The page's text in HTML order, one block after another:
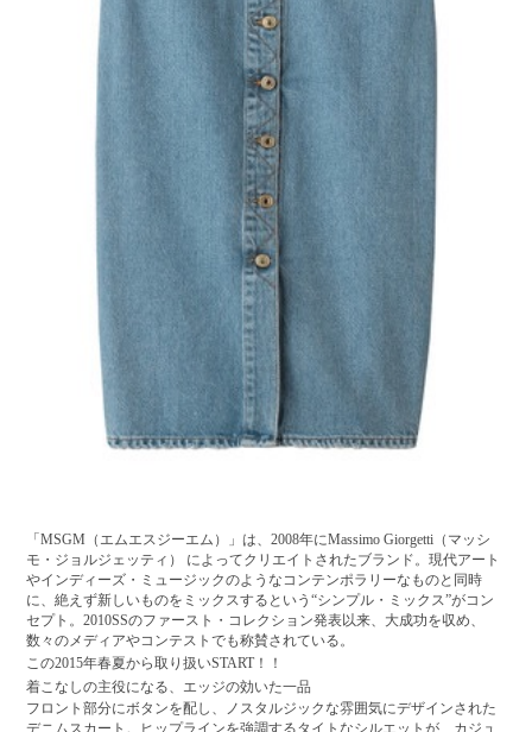
「MSGM（エムエスジーエム）」は、2008年にMassimo Giorgetti（マッシ
モ・ジョルジェッティ） によってクリエイトされたブランド。現代アート
やインディーズ・ミュージックのようなコンテンポラリーなものと同時
に、絶えず新しいものをミックスするという“シンプル・ミックス”がコン
セプト。2010SSのファースト・コレクション発表以来、大成功を収め、
数々のメディアやコンテストでも称賛されている。
この2015年春夏から取り扱いSTART！！
着こなしの主役になる、エッジの効いた一品
フロント部分にボタンを配し、ノスタルジックな雰囲気にデザインされた
デニムスカート。ヒップラインを強調するタイトなシルエットが、カジュ